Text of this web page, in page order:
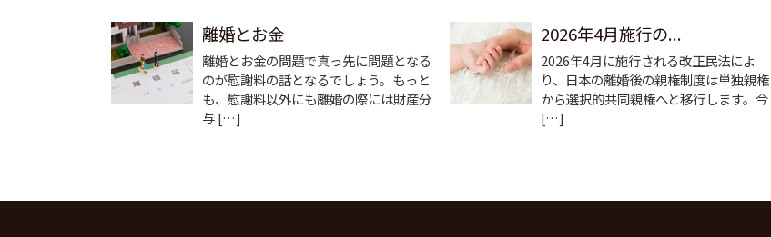
離婚とお金
離婚とお金の問題で真っ先に問題となる
のが慰謝料の話となるでしょう。もっと
も、慰謝料以外にも離婚の際には財産分
与 […]
2026年4月施行の...
2026年4月に施行される改正民法によ
り、日本の離婚後の親権制度は単独親権
から選択的共同親権へと移行します。今
[…]